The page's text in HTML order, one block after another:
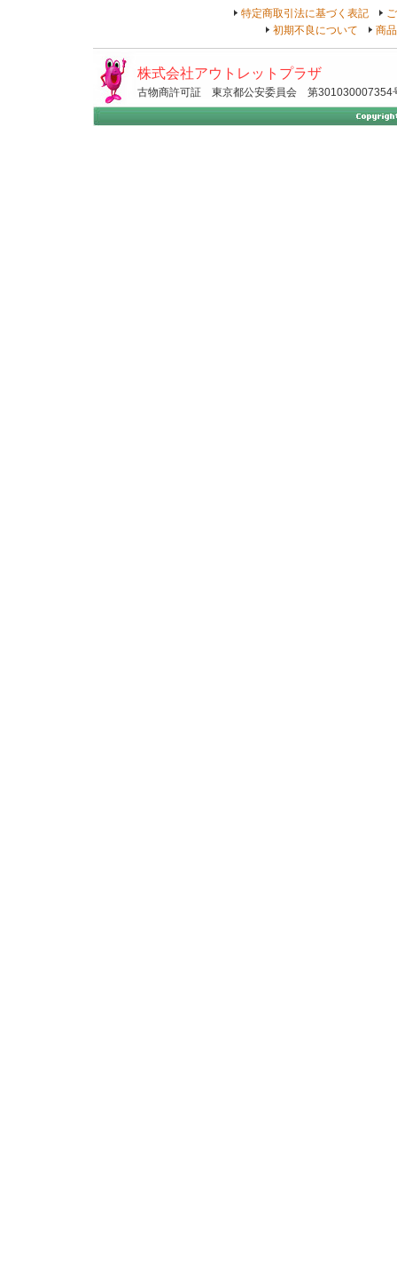
特定商取引法に基づく表記
初期不良について
商
株式会社アウトレットプラザ
古物商許可証 東京都公安委員会 第301030007354